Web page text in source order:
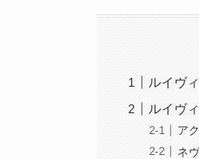
ルイヴ
ルイヴ
ア
ネ